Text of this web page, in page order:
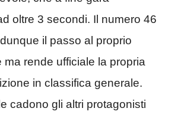
oltre 3 secondi. Il numero 46
il passo al proprio
rende ufficiale la propria
in classifica generale.
cadono gli altri protagonisti